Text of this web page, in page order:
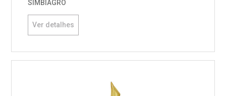
SIMBIAGRO
Ver detalhes